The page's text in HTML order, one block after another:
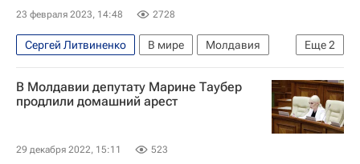
23 февраля 2023, 14:48 2728
Еще2
Сергей Литвиненко В мире
Молдавия
Игорь Додон
Майя Санду
В Молдавии депутату Марине Таубер
продлили домашний арест
29 декабря 2022, 15:11 523